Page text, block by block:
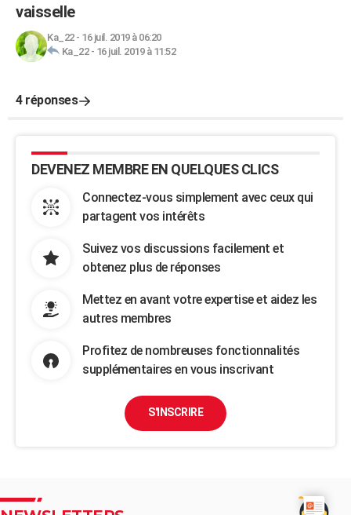
vaisselle
Ka_22- 16 juil. 2019 à 06:20
Ka_22- 16 juil. 2019 à 11:52
4 réponses
DEVENEZ MEMBRE EN QUELQUES CLICS
Connectez-vous simplement avec ceux qui
partagent vos intérêts
Suivez vos discussions facilement et
obtenez plus de réponses
Mettez en avant votre expertise et aidez les
autres membres
Profitez de nombreuses fonctionnalités
supplémentaires en vous inscrivant
S'INSCRIRE